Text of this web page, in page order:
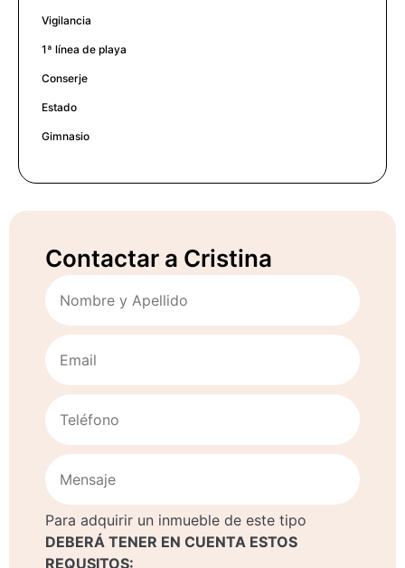
Vigilancia
1ª línea de playa
Conserje
Estado
Gimnasio
Contactar a Cristina
Para adquirir un inmueble de este tipo
DEBERÁ TENER EN CUENTA ESTOS
REQUSITOS: